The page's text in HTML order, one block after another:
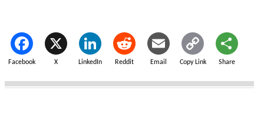
Facebook X LinkedIn Reddit Email Copy Link Share